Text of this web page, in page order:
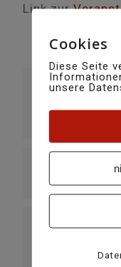
Link zur
DATUM
UHRZEIT
20:00
Via
Cookies
Diese Seite
unsere